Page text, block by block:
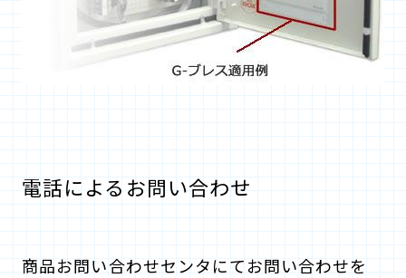
電話によるお問い合わせ
商品お問い合わせセンタにてお問い合わせを